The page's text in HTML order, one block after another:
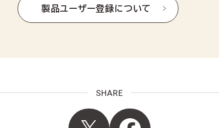
製品ユーザー登録について
SHARE